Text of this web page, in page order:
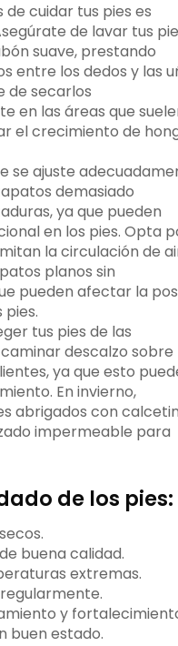
cuidar tus pies es
de lavar tus
suave, prestando
entre los dedos y las
de secarlos
en las áreas que
el crecimiento de
se ajuste
demasiado
ya que pueden
en los pies. Opta
la circulación de
planos sin
pueden afectar la
pies.
tus pies de las
descalzo sobre
ya que esto
En invierno,
abrigados con
impermeable para
de los pies:
buena calidad.
extremas.
y
buen estado.